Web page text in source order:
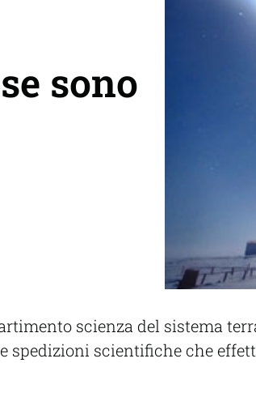
sono
scienza del sistema
spedizioni scientifiche che